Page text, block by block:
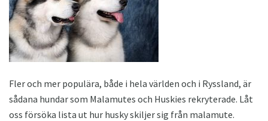
Fler och mer populära, både i hela världen och i Ryssland, är
sådana hundar som Malamutes och Huskies rekryterade. Låt
oss försöka lista ut hur husky skiljer sig från malamute.